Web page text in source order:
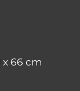
x 66 cm